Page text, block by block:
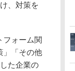
、対策を
ォーム関
」「その他
た企業の